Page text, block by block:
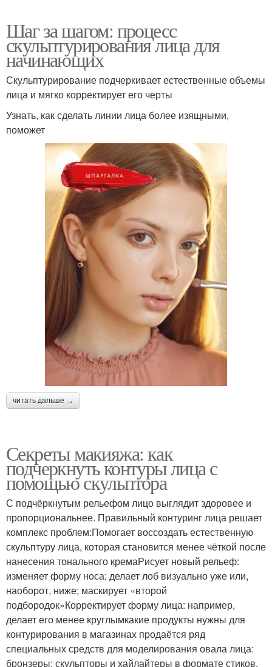
Шаг за шагом: процесс
скульптурирования лица для
начинающих
Скульптурирование подчеркивает естественные объемы
лица и мягко корректирует его черты
Узнать, как сделать линии лица более изящными,
поможет
читать дальше →
Секреты макияжа: как
подчеркнуть контуры лица с
помощью скульптора
С подчёркнутым рельефом лицо выглядит здоровее и
пропорциональнее. Правильный контуринг лица решает
комплекс проблем:Помогает воссоздать естественную
скульптуру лица, которая становится менее чёткой после
нанесения тонального кремаРисует новый рельеф:
изменяет форму носа; делает лоб визуально уже или,
наоборот, ниже; маскирует «второй
подбородок»Корректирует форму лица: например,
делает его менее круглымкакие продукты нужны для
контурирования в магазинах продаётся ряд
специальных средств для моделирования овала лица:
бронзеры; скульпторы и хайлайтеры в формате стиков,